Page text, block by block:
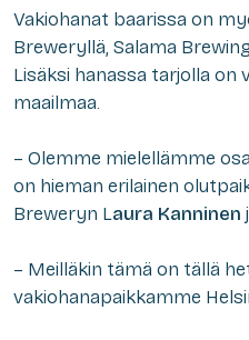
Vakiohanat baarissa on
Breweryllä, Salama
Lisäksi hanassa tarjolla
maailmaa.
– Olemme mielellämme
on hieman erilainen
Breweryn Laura Kanninen
– Meilläkin tämä on tällä
vakiohanapaikkamme